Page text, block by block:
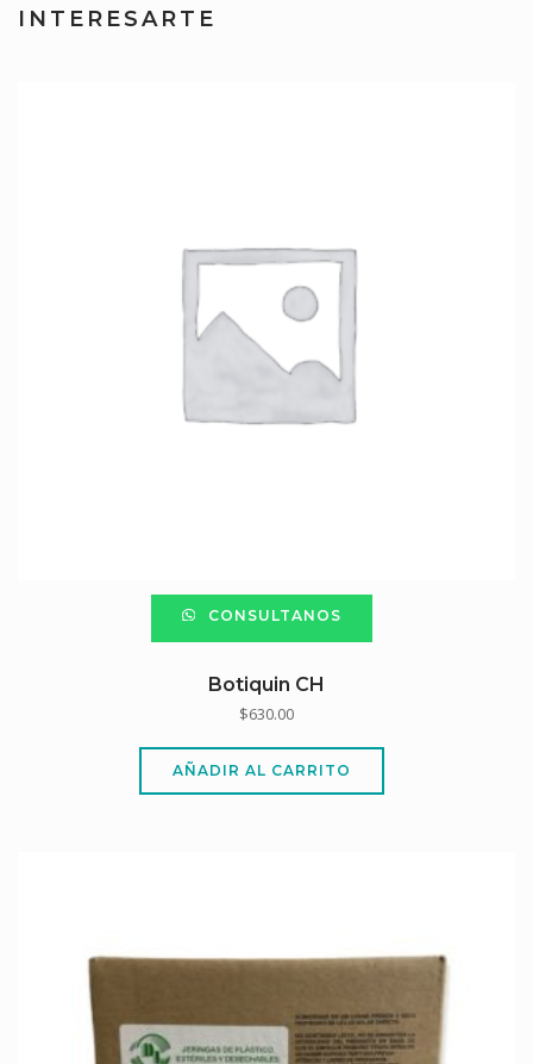
INTERESARTE
CONSULTANOS
Botiquin CH
$630.00
AÑADIR AL CARRITO